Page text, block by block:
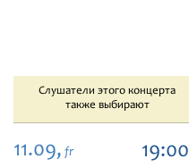
Слушатели этого концерта
также выбирают
11.09, fr 19:00